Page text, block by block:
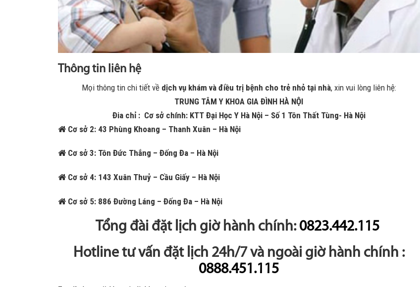
Thông tin liên hệ
Mọi thông tin chi tiết về dịch vụ khám và điều trị bệnh cho trẻ nhỏ tại nhà, xin vui lòng liên hệ:
TRUNG TÂM Y KHOA GIA ĐÌNH HÀ NỘI
Đia chỉ : Cơ sở chính: KTT Đại Học Y Hà Nội – Số 1 Tôn Thất Tùng- Hà Nội
Cơ sở 2: 43 Phùng Khoang – Thanh Xuân – Hà Nội
Cơ sở 3: Tôn Đức Thắng – Đống Đa – Hà Nội
Cơ sở 4: 143 Xuân Thuỷ – Cầu Giấy – Hà Nội
Cơ sở 5: 886 Đường Láng – Đống Đa – Hà Nội
Tổng đài đặt lịch giờ hành chính:0823.442.115
Hotline tư vấn đặt lịch 24h/7 và ngoài giờ hành chính :
0888.451.115